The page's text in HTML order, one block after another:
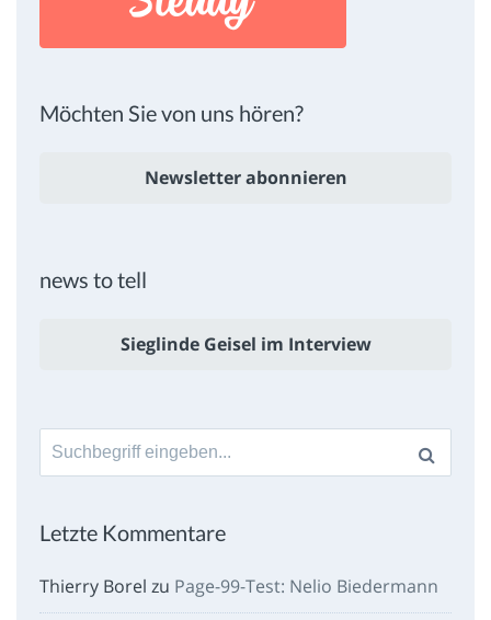
Möchten Sie von uns hören?
Newsletter abonnieren
news to tell
Sieglinde Geisel im Interview
Suche
nach:
Letzte Kommentare
Thierry Borel zu Page-99-Test: Nelio Biedermann